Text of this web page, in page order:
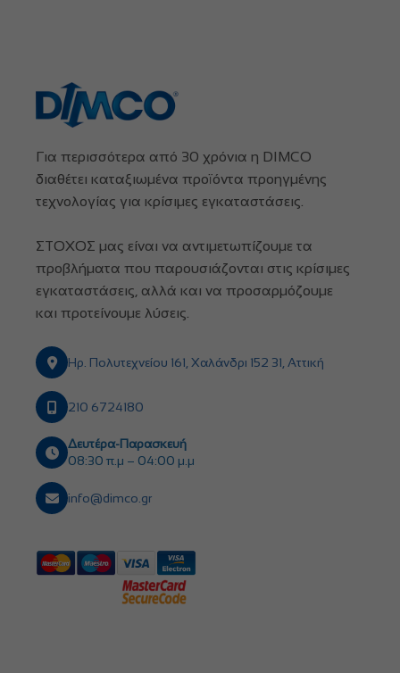
Για περισσότερα από 30 χρόνια η DIMCO
διαθέτει καταξιωμένα προϊόντα προηγμένης
τεχνολογίας για κρίσιμες εγκαταστάσεις.
ΣΤΟΧΟΣ μας είναι να αντιμετωπίζουμε τα
προβλήματα που παρουσιάζονται στις κρίσιμες
εγκαταστάσεις, αλλά και να προσαρμόζουμε
και προτείνουμε λύσεις.
Ηρ. Πολυτεχνείου 161, Χαλάνδρι 152 31, Αττική
210 6724180
Δευτέρα-Παρασκευή
08:30 π.μ – 04:00 μ.μ
info@dimco.gr